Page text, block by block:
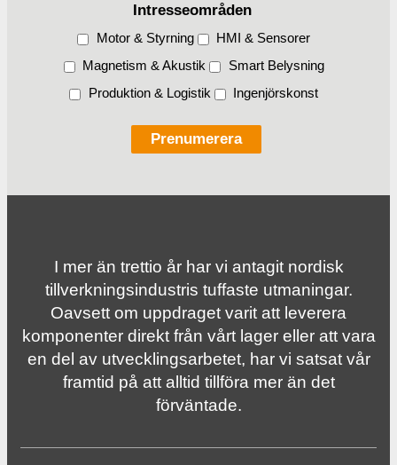
Intresseområden
Motor & Styrning
HMI & Sensorer
Magnetism & Akustik
Smart Belysning
Produktion & Logistik
Ingenjörskonst
I mer än trettio år har vi antagit nordisk
tillverknings­industris tuffaste utmaningar.
Oavsett om uppdraget varit att leverera
komponenter direkt från vårt lager eller att vara
en del av utvecklingsarbetet, har vi satsat vår
framtid på att alltid tillföra mer än det
förväntade.